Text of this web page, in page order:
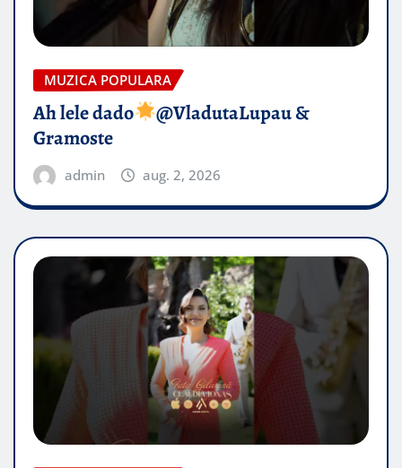
MUZICA POPULARA
Ah lele dado​
@VladutaLupau &
Gramoste
admin aug. 2, 2026